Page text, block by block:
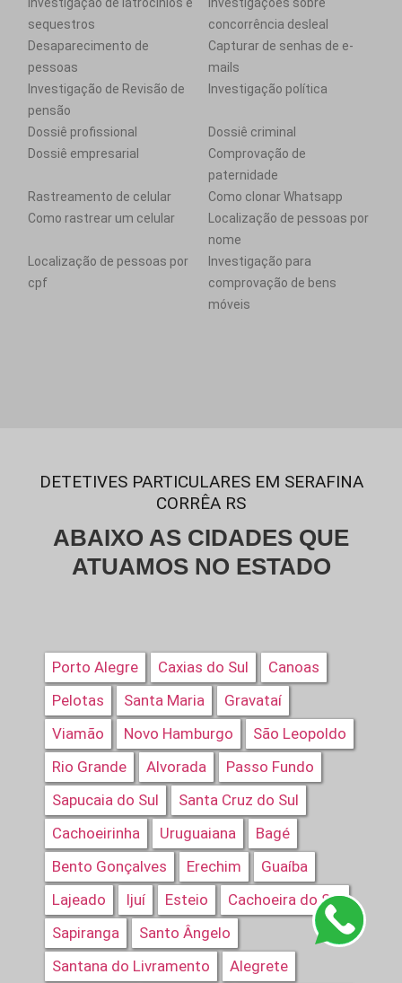
sequestros
concorrência desleal
Desaparecimento de
pessoas
Capturar de senhas de e-
mails
Investigação de Revisão de
pensão
Investigação política
Dossiê profissional
Dossiê criminal
Dossiê empresarial
Comprovação de
paternidade
Rastreamento de celular
Como clonar Whatsapp
Como rastrear um celular
Localização de pessoas por
nome
Localização de pessoas por
cpf
Investigação para
comprovação de bens
móveis
DETETIVES PARTICULARES EM SERAFINA
CORRÊA RS
ABAIXO AS CIDADES QUE
ATUAMOS NO ESTADO
Porto Alegre Caxias do Sul
Canoas
Pelotas
Santa Maria
Gravataí
Viamão
Novo Hamburgo
São Leopoldo
Rio Grande
Alvorada
Passo Fundo
Sapucaia do Sul
Santa Cruz do Sul
Cachoeirinha
Uruguaiana
Bagé
Bento Gonçalves
Erechim
Guaíba
Lajeado
Ijuí Esteio
Cachoeira do Sul
Sapiranga
Santo Ângelo
Santana do Livramento
Alegrete